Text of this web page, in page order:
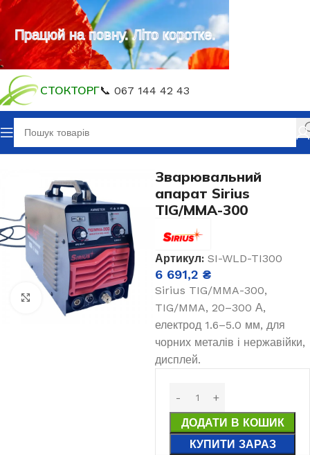
СТОКТОРГ📞 067 144 42 43
Зварювальне обладнання Зварювання електродом MMA
Клацніть, щоб збільшити
Зварювальний
апарат Sirius
TIG/MMA-300
Артикул: SI-WLD-TI300
6 691,2 ₴
Sirius TIG/MMA-300,
TIG/MMA, 20–300 А,
електрод 1.6–5.0 мм, для
чорних металів і нержавійки,
дисплей.
ДОДАТИ В КОШИК
КУПИТИ ЗАРАЗ
Працюй на повну. Літо коротке.